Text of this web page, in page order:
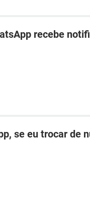
recebe
se eu trocar de